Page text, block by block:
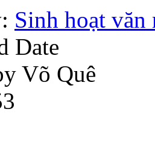
Sinh hoạt văn
Date
Võ Quê